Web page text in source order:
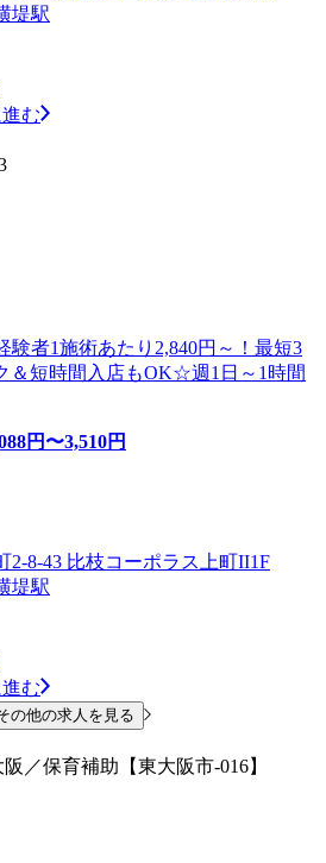
堤駅
む
験者1施術あたり2,840円～！最短3
＆短時間入店もOK☆週1日～1時間
円〜3,510円
2-8-43 比枝コーポラス上町II1F
堤駅
む
の他の求人を見る
／保育補助【東大阪市-016】